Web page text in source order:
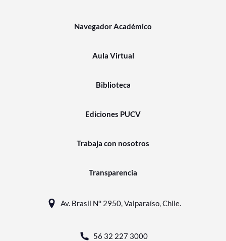
Navegador Académico
Aula Virtual
Biblioteca
Ediciones PUCV
Trabaja con nosotros
Transparencia
Av. Brasil N° 2950, Valparaíso, Chile.
56 32 227 3000